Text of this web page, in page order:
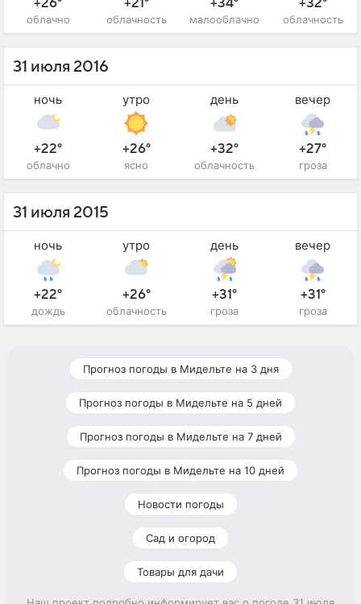
+26°
облачно
+21°
облачность
+34°
малооблачно
+32°
облачность
31 июля 2016
ночь
+22°
облачно
утро
+26°
ясно
день
+32°
облачность
вечер
+27°
гроза
31 июля 2015
ночь
+22°
дождь
утро
+26°
облачность
день
+31°
гроза
вечер
+31°
гроза
Прогноз погоды в Мидельте на 3 дня
Прогноз погоды в Мидельте на 5 дней
Прогноз погоды в Мидельте на 7 дней
Прогноз погоды в Мидельте на 10 дней
Новости погоды
Сад и огород
Товары для дачи